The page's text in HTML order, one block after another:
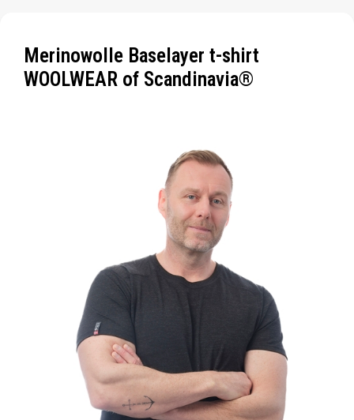
Merinowolle Baselayer t-shirt
WOOLWEAR of Scandinavia®